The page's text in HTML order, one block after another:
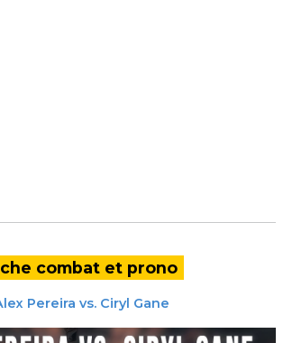
combat et prono
Pereira vs. Ciryl Gane